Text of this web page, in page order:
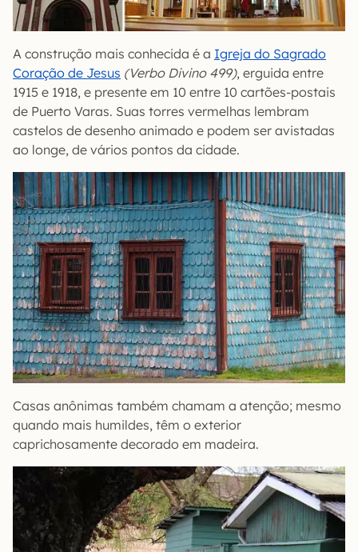
A construção mais conhecida é a Igreja do Sagrado
Coração de Jesus (Verbo Divino 499), erguida entre
1915 e 1918, e presente em 10 entre 10 cartões-postais
de Puerto Varas. Suas torres vermelhas lembram
castelos de desenho animado e podem ser avistadas
ao longe, de vários pontos da cidade.
Casas anônimas também chamam a atenção; mesmo
quando mais humildes, têm o exterior
caprichosamente decorado em madeira.